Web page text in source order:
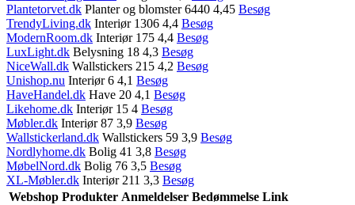
Plantetorvet.dk Planter og blomster 6440 4,45 Besøg
TrendyLiving.dk Interiør 1306 4,4 Besøg
ModernRoom.dk Interiør 175 4,4 Besøg
LuxLight.dk Belysning 18 4,3 Besøg
NiceWall.dk Wallstickers 215 4,2 Besøg
Unishop.nu Interiør 6 4,1 Besøg
HaveHandel.dk Have 20 4,1 Besøg
Likehome.dk Interiør 15 4 Besøg
Møbler.dk Interiør 87 3,9 Besøg
Wallstickerland.dk Wallstickers 59 3,9 Besøg
Nordlyhome.dk Bolig 41 3,8 Besøg
MøbelNord.dk Bolig 76 3,5 Besøg
XL-Møbler.dk Interiør 211 3,3 Besøg
Webshop Produkter Anmeldelser Bedømmelse Link